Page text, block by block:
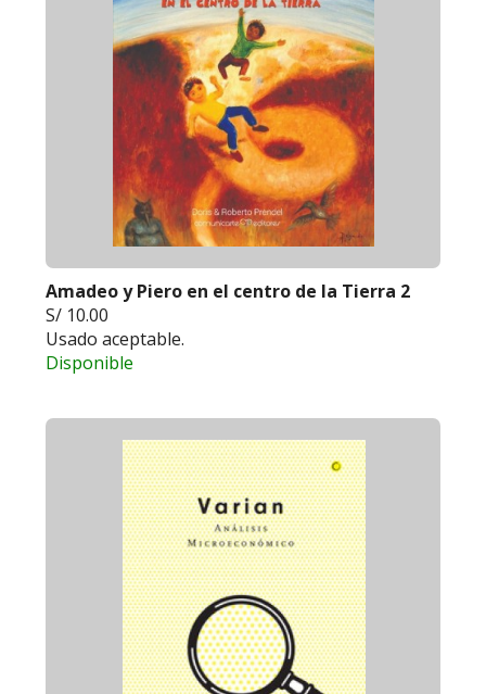
Amadeo y Piero en el centro de la Tierra 2
S/ 10.00
Usado aceptable.
Disponible